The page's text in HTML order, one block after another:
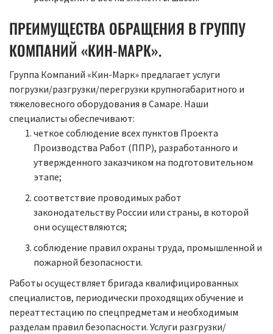
ПРЕИМУЩЕСТВА ОБРАЩЕНИЯ В ГРУППУ
КОМПАНИЙ «КИН-МАРК».
Группа Компаний «Кин-Марк» предлагает услуги
погрузки/разгрузки/перегрузки крупногабаритного и
тяжеловесного оборудования в Самаре. Наши
специалисты обеспечивают:
четкое соблюдение всех пунктов Проекта
Производства Работ (ППР), разработанного и
утвержденного заказчиком на подготовительном
этапе;
соответствие проводимых работ
законодательству России или страны, в которой
они осуществляются;
соблюдение правил охраны труда, промышленной и
пожарной безопасности.
Работы осуществляет бригада квалифицированных
специалистов, периодически проходящих обучение и
переаттестацию по спецпредметам и необходимым
разделам правил безопасности. Услуги разгрузки/